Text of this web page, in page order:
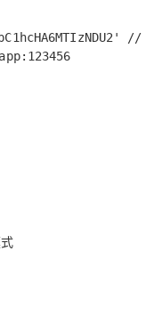
//